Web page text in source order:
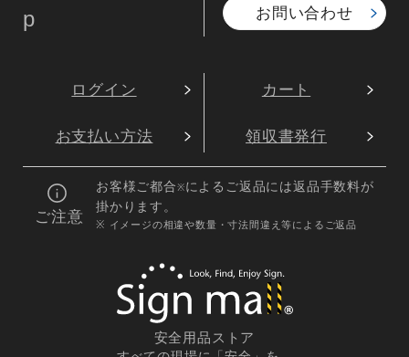
p
お問い合わせ
ログイン カート
お支払い方法 領収書発行
ご注意
お客様ご都合※によるご返品には返品手数料が
掛かります。
※ イメージの相違や数量・寸法間違え等によるご返品
安全用品ストア